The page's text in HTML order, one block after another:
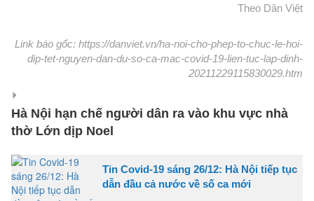
Theo Dân Việt
Link báo gốc: https://danviet.vn/ha-noi-cho-phep-to-chuc-le-hoi-
dip-tet-nguyen-dan-du-so-ca-mac-covid-19-lien-tuc-lap-dinh-
20211229115830029.htm
Hà Nội hạn chế người dân ra vào khu vực nhà
thờ Lớn dịp Noel
Tin Covid-19 sáng 26/12: Hà Nội tiếp tục
dẫn đầu cả nước về số ca mới